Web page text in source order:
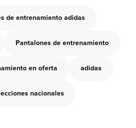
de entrenamiento adidas
Pantalones de entrenamiento
en oferta adidas
nacionales